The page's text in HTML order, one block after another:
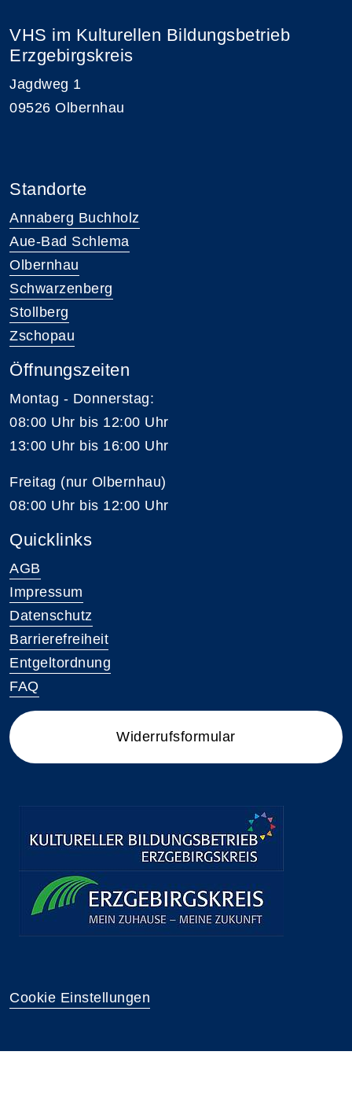
VHS im Kulturellen Bildungsbetrieb
Erzgebirgskreis
Jagdweg 1
09526 Olbernhau
Standorte
Annaberg Buchholz
Aue-Bad Schlema
Olbernhau
Schwarzenberg
Stollberg
Zschopau
Öffnungszeiten
Montag - Donnerstag:
08:00 Uhr bis 12:00 Uhr
13:00 Uhr bis 16:00 Uhr
Freitag (nur Olbernhau)
08:00 Uhr bis 12:00 Uhr
Quicklinks
AGB
Impressum
Datenschutz
Barrierefreiheit
Entgeltordnung
FAQ
Widerrufsformular
Cookie Einstellungen